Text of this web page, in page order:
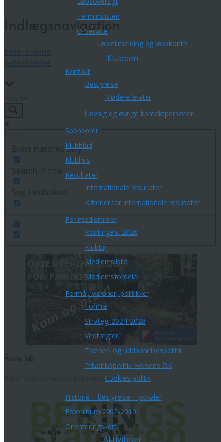
Terminslisten
O-Service
Løbstilmelding og løbskonto
Klubben
Kontakt
Bestyrelse
Mødereferater
Udvalg og øvrige kontaktpersoner
Sponsorer
Klubblad
Klubhus
Resultater
Internationale resultater
Kriterier for internationale resultater
For medlemmer
Kontingent 2026
Klubtøj
Medlemsliste
Medlemsfordele
Formål, visioner, politikker
Formål
Strategi 2024-2028
Vedtægter
Træner- og uddannelsespolitik
Privatlivspolitik Horsens OK
Cookies politik
Historie – bestyrelse – pokaler
Fotoalbum 2002-2010
Orienteringskort
Aktiviteter
Indlægsnavigation
Exact matches only
Der er ingen kommende begivenheder.